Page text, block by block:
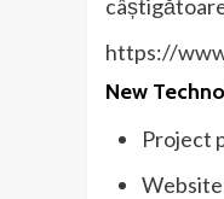
https://
New
Project